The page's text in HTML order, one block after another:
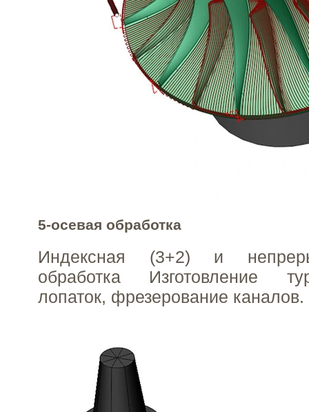
5-осевая обработка
Индексная (3+2) и
обработка Изготовление
лопаток, фрезерование каналов.